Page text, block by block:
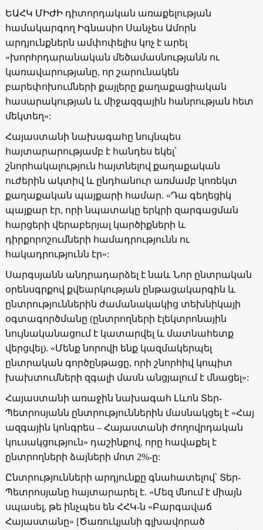
ԵԱՀԿ ՄԻԺԻ դիտորդական առաքելության
համակարգող Իգնասիո Սանչես Ամորն
արդյունքներն ամփոփելիս կոչ է արել
«խորհրդարանական մեծամասնությանն ու
կառավարությանը, որ շարունակեն
բարեփոխումների քայլերը քաղաքացիական
հասարակության և միջազգային հանրության հետ
մեկտեղ»:
Հայաստանի նախագահը նույնպես
հայտարարությամբ է հանդես եկել՝
շնորհակալություն հայտնելով քաղաքական
ուժերին ակտիվ և ընդհանուր առմամբ կոռեկտ
քաղաքական պայքարի համար. «Դա գեղեցիկ
պայքար էր, որի նպատակը երկրի զարգացման
հարցերի վերաբերյալ կարծիքների և
դիրքորոշումների համադրությունն ու
հակադրությունն էր»:
Սարգսյանն անդրադարձել է նաև Նոր ընտրական
օրենսգրքով քվեարկության ընթացակարգին և
ընտրություններին ժամանակակից տեխնիկայի
օգտագործմանը (ընտրողների էլեկտրոնային
նույնականացում է կատարվել և մատնահետք
վերցվել). «Մենք նորովի ենք կազմակերպել
ընտրական գործընթացը, որի շնորհիվ կոպիտ
խախտումների զգալի մասն անցյալում է մնացել»:
Հայաստանի առաջին նախագահ Լևոն Տեր-
Պետրոսյանն ընտրություններին մասնակցել է «Հայ
ազգային կոնգրես – Հայաստանի ժողովրդական
կուսակցություն» դաշինքով, որը հավաքել է
ընտրողների ձայների մոտ 2%-ը:
Ընտրությունների արդյունքը գնահատելով՝ Տեր-
Պետրոսյանը հայտարարել է. «Մեզ մնում է միայն
սպասել, թե ինչպես են ՀՀԿ-ն «Բարգավաճ
Հայաստանը» [Ծառուկյանի գլխավորած